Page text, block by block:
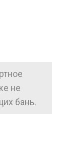
не
бань.